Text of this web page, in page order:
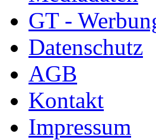
GT -
Datenschutz
AGB
Kontakt
Impressum